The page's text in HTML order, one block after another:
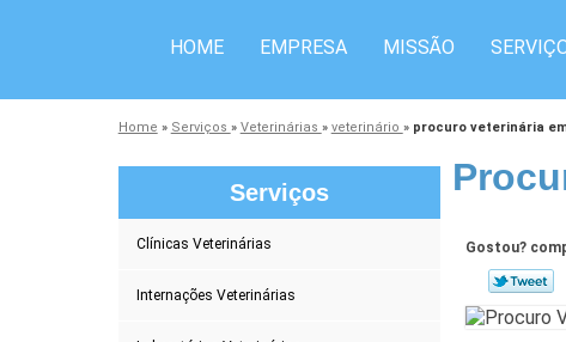
HOME EMPRESA MISSÃO
Home » Serviços » Veterinárias » veterinário » procuro veterinária
Serviços
Clínicas Veterinárias
Internações Veterinárias
Gostou?